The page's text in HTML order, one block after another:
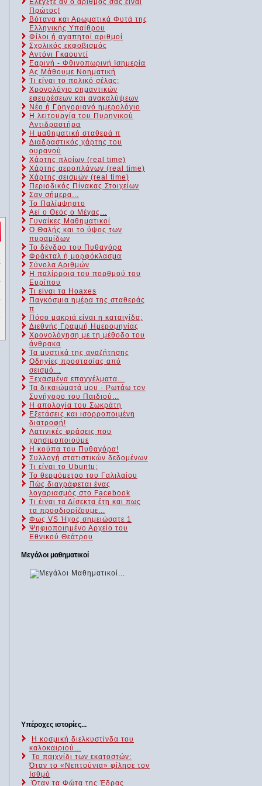
Ελέγξτε αν ο αριθμός σας είναι
Πρώτος!
Βότανα και Αρωματικά Φυτά της
Ελληνικής Υπαίθρου
Φίλοι ή αγαπητοί αριθμοί
Σχολικός εκφοβισμός
Αντόνι Γκαουντί
Εαρινή - Φθινοπωρινή Ισημερία
Ας Μάθουμε Νοηματική
Τι είναι το πολικό σέλας;
Χρονολόγιο σημαντικών
εφευρέσεων και ανακαλύψεων
Νέο ή Γρηγοριανό ημερολόγιο
Η λειτουργία του Πυρηνικού
Αντιδραστήρα
Η μαθηματική σταθερά π
Διαδραστικός χάρτης του
ουρανού
Χάρτης πλοίων (real time)
Χάρτης αεροπλάνων (real time)
Χάρτης σεισμών (real time)
Περιοδικός Πίνακας Στοιχείων
Σαν σήμερα...
Το Παλίμψηστο
Αεί ο Θεός ο Μέγας...
Γυναίκες Μαθηματικοί
Ο Θαλής και το ύψος των
πυραμίδων
Το δένδρο του Πυθαγόρα
Φράκταλ ή μορφόκλασμα
Σύνολα Αριθμών
Η παλίρροια του πορθμού του
Ευρίπου
Τι είναι τα Hoaxes
Παγκόσμια ημέρα της σταθεράς
π
Πόσο μακριά είναι η καταιγίδα;
Διεθνής Γραμμή Ημερομηνίας
Χρονολόγηση με τη μέθοδο του
άνθρακα
Τα μυστικά της αναζήτησης
Οδηγίες προστασίας από
σεισμό...
Ξεχασμένα επαγγέλματα...
Τα δικαιώματά μου - Ρωτάω τον
Συνήγορο του Παιδιού...
Η απολογία του Σωκράτη
Εξετάσεις και ισορροποιμένη
διατροφή!
Λατινικές φράσεις που
χρησιμοποιούμε
Η κούπα του Πυθαγόρα!
Συλλογή στατιστικών δεδομένων
Τι είναι το Ubuntu;
Το θερμόμετρο του Γαλιλαίου
Πώς διαγράφεται ένας
λογαριασμός στο Facebook
Τι έιναι τα Δίσεκτα έτη και πως
τα προσδιορίζουμε...
Φως VS Ήχος σημειώσατε 1
Ψηφιοποιημένο Αρχείο του
Εθνικού Θεάτρου
Μεγάλοι μαθηματικοί
Υπέροχες ιστορίες...
Η κοσμική διελκυστίνδα του
καλοκαιριού...
Το παιχνίδι των εκατοστών:
Όταν το «Νεπτούνια» φίλησε τον
Ισθμό
Όταν τα Φώτα της Έδρας